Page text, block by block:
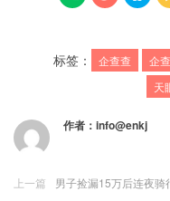
标签： 企查查 企
天
作者： info@enkj
上一篇
男子捡漏15万后连夜骑